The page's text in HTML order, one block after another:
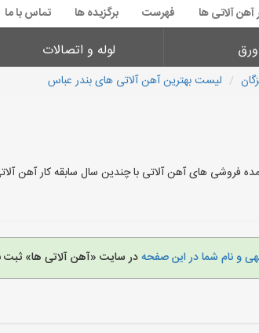
آهن آلاتی ها فهرست برگزیده ها تماس با ما
ورق لوله و اتصالات
لیست بهترین آهن آلاتی های بندر عباس
فروشی های آهن آلاتی با چندین سال سابقه کار آهن
و نام شما در این صفحهدر سایت «آهن آلاتی ها» ثبت